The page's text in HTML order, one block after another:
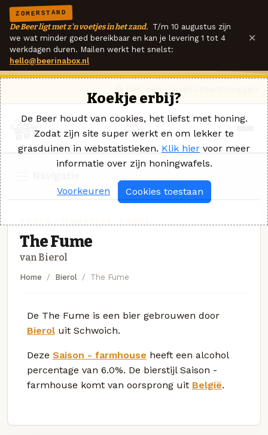
ZOMERSTAND
De Beer ligt met z'n voetjes in het zand. T/m 10 augustus zijn
we wat minder goed bereikbaar en kan je levering 1 tot 4
werkdagen duren. Mailen werkt het snelst:
hello@beerinabox.nl
×
The Fume
van Bierol
Home Bierol The Fume
De The Fume is een bier gebrouwen door
Bierol uit Schwoich.
Deze Saison - farmhouse heeft een alcohol
percentage van 6.0%. De bierstijl Saison -
farmhouse komt van oorsprong uit België.
Koekje erbij?
De Beer houdt van cookies, het liefst met honing.
Zodat zijn site super werkt en om lekker te
grasduinen in webstatistieken. Klik hier voor meer
informatie over zijn honingwafels.
Voorkeuren Cookies toestaan